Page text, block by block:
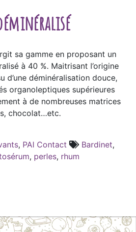
sa gamme en proposant un
à 40 %. Maitrisant l’origine
d’une déminéralisation douce,
organoleptiques supérieures
à de nombreuses matrices
chocolat…etc.
, PAI Contact Bardinet,
, perles, rhum